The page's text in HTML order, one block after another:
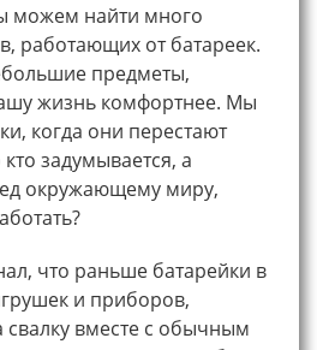
можем найти много
работающих от батареек.
предметы,
жизнь комфортнее. Мы
когда они перестают
задумывается, а
окружающему миру,
что раньше батарейки в
и приборов,
вместе с обычным